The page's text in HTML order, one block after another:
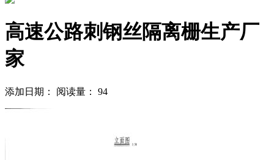
高速公路刺钢丝隔离栅生产厂
家
添加日期： 阅读量： 94